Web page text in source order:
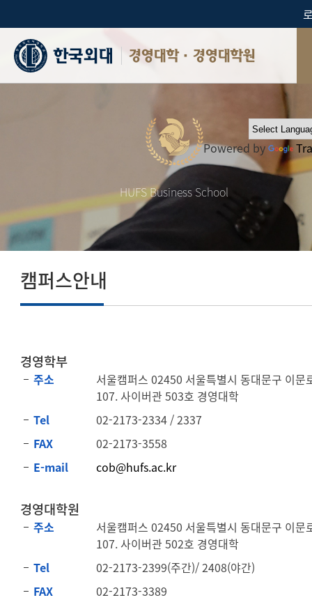
Powered by
경영대학·경영대학원
HUFS Business School
캠퍼스안내
경영학부
주소
서울캠퍼스 02450 서울특별시 동대문구 이문
107. 사이버관 503호 경영대학
Tel
02-2173-2334 / 2337
FAX
02-2173-3558
E-mail
cob@hufs.ac.kr
경영대학원
주소
서울캠퍼스 02450 서울특별시 동대문구 이문
107. 사이버관 502호 경영대학
Tel
02-2173-2399(주간)/ 2408(야간)
FAX
02-2173-3389